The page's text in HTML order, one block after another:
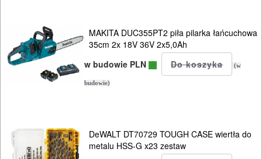
MAKITA DUC355PT2 piła pilarka łańcuchowa
35cm 2x 18V 36V 2x5,0Ah
w budowie PLN
(w
budowie)
DeWALT DT70729 TOUGH CASE wiertła do
metalu HSS-G x23 zestaw